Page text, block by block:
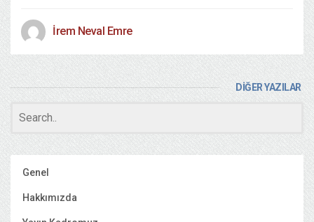
İrem Neval Emre
DİĞER YAZILAR
Genel
Hakkımızda